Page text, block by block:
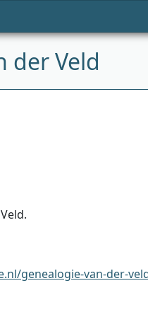
der Veld
genealogie-van-der-